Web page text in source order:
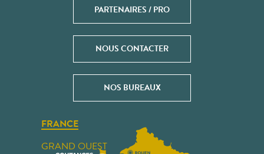
PARTENAIRES / PRO
NOUS CONTACTER
NOS BUREAUX
FRANCE
GRAND OUEST